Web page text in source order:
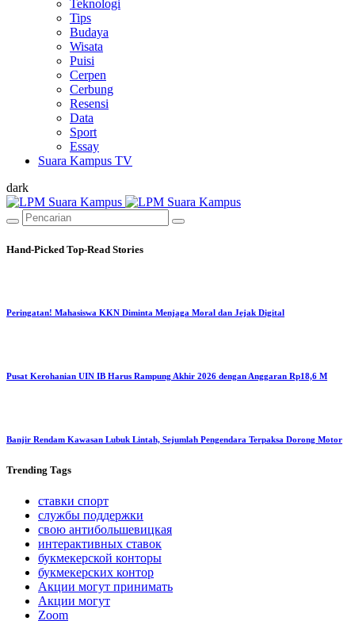
Teknologi
Tips
Budaya
Wisata
Puisi
Cerpen
Cerbung
Resensi
Data
Sport
Essay
Suara Kampus TV
dark
Hand-Picked Top-Read Stories
Peringatan! Mahasiswa KKN Diminta Menjaga Moral dan Jejak Digital
Pusat Kerohanian UIN IB Harus Rampung Akhir 2026 dengan Anggaran Rp18,6 M
Banjir Rendam Kawasan Lubuk Lintah, Sejumlah Pengendara Terpaksa Dorong Motor
Trending Tags
ставки спорт
службы поддержки
свою антибольшевицкая
интерактивных ставок
букмекерской конторы
букмекерских контор
Акции могут принимать
Акции могут
Zoom